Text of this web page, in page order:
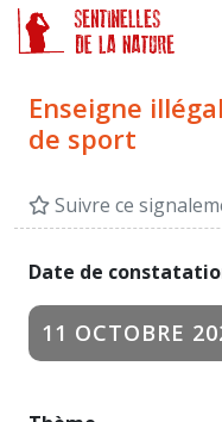
Enseigne
de sport
Suivre ce
Date de
11 OCTOBRE
Panneau de gestion des